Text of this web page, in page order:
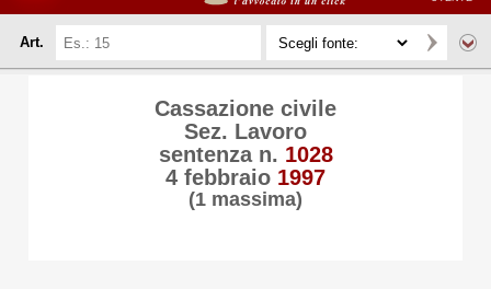
Art.
Cassazione civile
Sez. Lavoro
sentenza n. 1028
4 febbraio 1997
(1 massima)